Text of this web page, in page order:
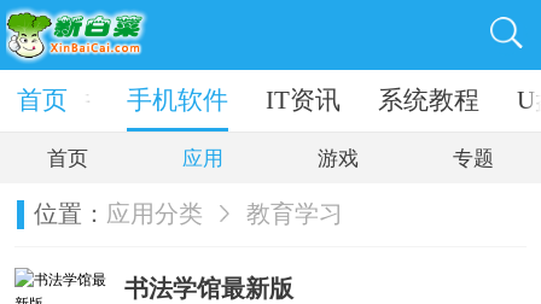
脑软件 手机软件 IT资讯 系统教程 U
首页
首页 应用 游戏 专题
位置： 应用分类 教育学习
书法学馆最新版